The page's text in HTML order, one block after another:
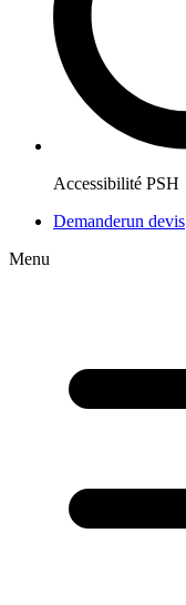
Accessibilité PSH
Demanderun devis
Menu